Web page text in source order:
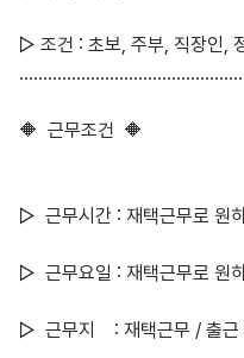
▷ 조건 : 초보, 주부, 직장인,
🔶  근무조건  🔶
▷  근무시간 : 재택근무로 원
▷  근무요일 : 재택근무로 원
▷  근무지    : 재택근무 / 출근